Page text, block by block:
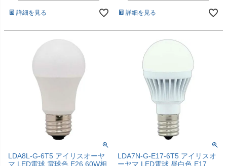
詳細を見る 詳細を見る
LDA8L-G-6T5 アイリスオーヤ
マ LED電球 電球色 E26 60W相
LDA7N-G-E17-6T5 アイリスオ
ーヤマ LED電球 昼白色 E17